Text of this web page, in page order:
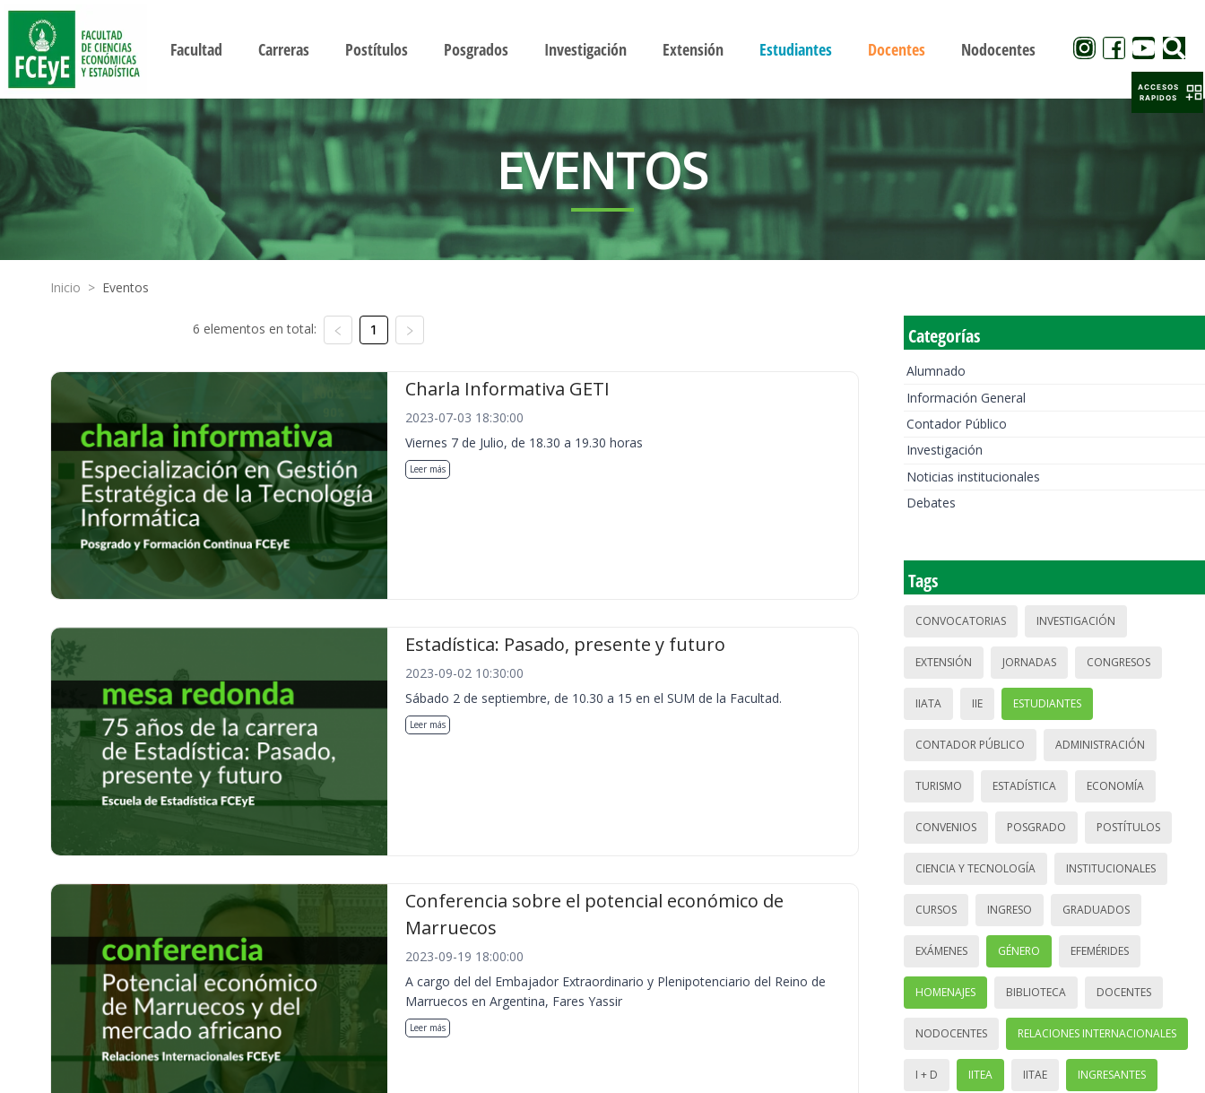
Facultad Carreras Postítulos Posgrados Investigación Extensión Estudiantes Docentes Nodocentes
EVENTOS
Inicio > Eventos
6 elementos en total: 1
Charla Informativa GETI
2023-07-03 18:30:00
Viernes 7 de Julio, de 18.30 a 19.30 horas
Leer más
Estadística: Pasado, presente y futuro
2023-09-02 10:30:00
Sábado 2 de septiembre, de 10.30 a 15 en el SUM de la Facultad.
Leer más
Conferencia sobre el potencial económico de
Marruecos
2023-09-19 18:00:00
A cargo del del Embajador Extraordinario y Plenipotenciario del Reino de
Marruecos en Argentina, Fares Yassir
Leer más
Categorías
Alumnado
Información General
Contador Público
Investigación
Noticias institucionales
Debates
Tags
CONVOCATORIAS INVESTIGACIÓN
EXTENSIÓN JORNADAS CONGRESOS
IIATA IIE ESTUDIANTES
CONTADOR PÚBLICO ADMINISTRACIÓN
TURISMO ESTADÍSTICA ECONOMÍA
CONVENIOS POSGRADO POSTÍTULOS
CIENCIA Y TECNOLOGÍA INSTITUCIONALES
CURSOS INGRESO GRADUADOS
EXÁMENES GÉNERO EFEMÉRIDES
HOMENAJES BIBLIOTECA DOCENTES
NODOCENTES RELACIONES INTERNACIONALES
I + D IITEA IITAE INGRESANTES
ACCESOS
RAPIDOS